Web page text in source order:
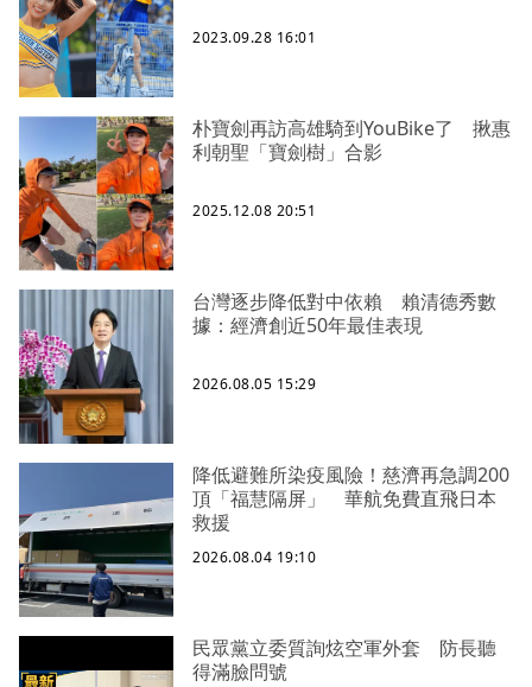
2023.09.28 16:01
朴寶劍再訪高雄騎到YouBike了 揪惠
利朝聖「寶劍樹」合影
2025.12.08 20:51
台灣逐步降低對中依賴 賴清德秀數
據：經濟創近50年最佳表現
2026.08.05 15:29
降低避難所染疫風險！慈濟再急調200
頂「福慧隔屏」 華航免費直飛日本
救援
2026.08.04 19:10
民眾黨立委質詢炫空軍外套 防長聽
得滿臉問號